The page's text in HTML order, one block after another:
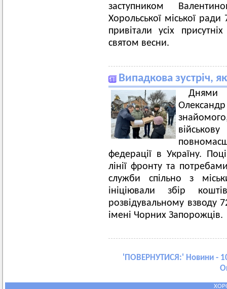
заступником
Хорольської міської
привітали усіх
святом весни.
Випадкова зустріч,
Днями
федерації в Україну.
лінії фронту та
служби спільно з
ініціювали збір
розвідувальному взводу
імені Чорних Запорожців.
' ПОВЕРНУТИСЯ:' Новини -